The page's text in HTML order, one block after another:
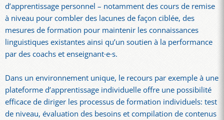
d’apprentissage personnel – notamment des cours de remise
à niveau pour combler des lacunes de façon ciblée, des
mesures de formation pour maintenir les connaissances
linguistiques existantes ainsi qu’un soutien à la performance
par des coachs et enseignant·e·s.
Dans un environnement unique, le recours par exemple à une
plateforme d’apprentissage individuelle offre une possibilité
efficace de diriger les processus de formation individuels: test
de niveau, évaluation des besoins et compilation de contenus